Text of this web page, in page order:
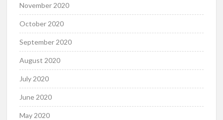
November 2020
October 2020
September 2020
August 2020
July 2020
June 2020
May 2020